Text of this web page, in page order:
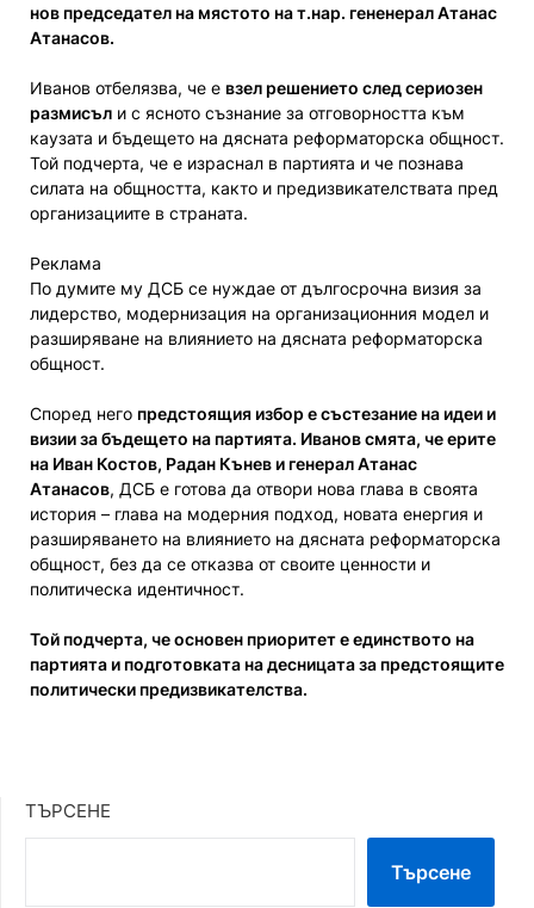
нов председател на мястото на т.нар. гененерал Атанас
Атанасов.
Иванов отбелязва, че е взел решението след сериозен
размисъл и с ясното съзнание за отговорността към
каузата и бъдещето на дясната реформаторска общност.
Той подчерта, че е израснал в партията и че познава
силата на общността, както и предизвикателствата пред
организациите в страната.
Реклама
По думите му ДСБ се нуждае от дългосрочна визия за
лидерство, модернизация на организационния модел и
разширяване на влиянието на дясната реформаторска
общност.
Според него предстоящия избор е състезание на идеи и
визии за бъдещето на партията. Иванов смята, че ерите
на Иван Костов, Радан Кънев и генерал Атанас
Атанасов, ДСБ е готова да отвори нова глава в своята
история – глава на модерния подход, новата енергия и
разширяването на влиянието на дясната реформаторска
общност, без да се отказва от своите ценности и
политическа идентичност.
Той подчерта, че основен приоритет е единството на
партията и подготовката на десницата за предстоящите
политически предизвикателства.
ТЪРСЕНЕ
Търсене